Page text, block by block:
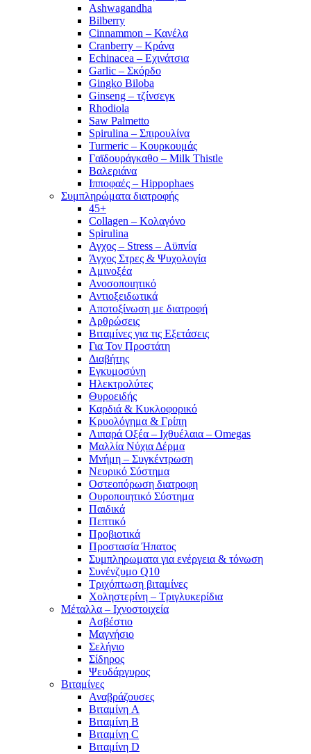
Ashwagandha
Bilberry
Cinnammon – Κανέλα
Cranberry – Κράνα
Echinacea – Εχινάτσια
Garlic – Σκόρδο
Gingko Biloba
Ginseng – τζίνσεγκ
Rhodiola
Saw Palmetto
Spirulina – Σπιρουλίνα
Turmeric – Κουρκουμάς
Γαϊδουράγκαθο – Milk Thistle
Βαλεριάνα
Ιπποφαές – Hippophaes
Συμπληρώματα διατροφής
45+
Collagen – Κολαγόνο
Spirulina
Αγχος – Stress – Αϋπνία
Άγχος Στρες & Ψυχολογία
Αμινοξέα
Ανοσοποιητικό
Αντιοξειδωτικά
Αποτοξίνωση με διατροφή
Αρθρώσεις
Βιταμίνες για τις Εξετάσεις
Για Τον Προστάτη
Διαβήτης
Εγκυμοσύνη
Ηλεκτρολύτες
Θυροειδής
Καρδιά & Κυκλοφορικό
Κρυολόγημα & Γρίπη
Λιπαρά Οξέα – Ιχθυέλαια – Omegas
Μαλλία Νύχια Δέρμα
Μνήμη – Συγκέντρωση
Νευρικό Σύστημα
Οστεοπόρωση διατροφη
Ουροποιητικό Σύστημα
Παιδικά
Πεπτικό
Προβιοτικά
Προστασία Ήπατος
Συμπληρωματα για ενέργεια & τόνωση
Συνένζυμο Q10
Τριχόπτωση βιταμίνες
Χοληστερίνη – Τριγλυκερίδια
Μέταλλα – Ιχνοστοιχεία
Ασβέστιο
Μαγνήσιο
Σελήνιο
Σίδηρος
Ψευδάργυρος
Βιταμίνες
Αναβράζουσες
Βιταμίνη A
Βιταμίνη B
Βιταμίνη C
Βιταμίνη D